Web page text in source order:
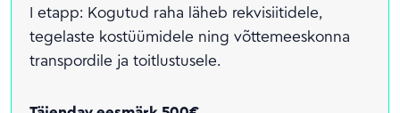
I etapp: Kogutud raha läheb rekvisiitidele,
tegelaste kostüümidele ning võttemeeskonna
transpordile ja toitlustusele.